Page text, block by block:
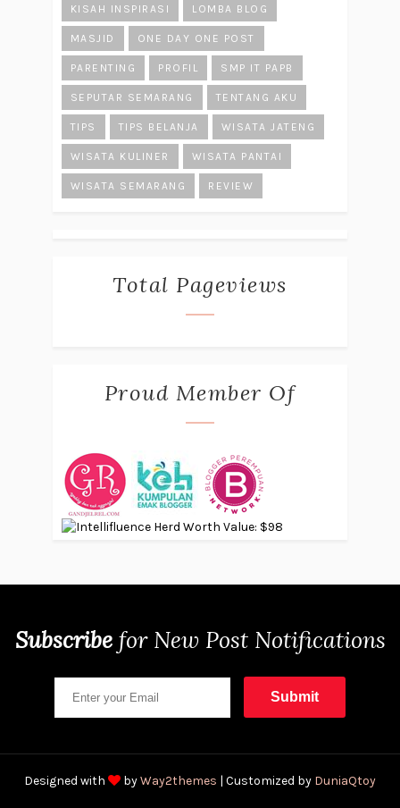
KISAH INSPIRASI LOMBA BLOG
MASJID ONE DAY ONE POST
PARENTING PROFIL SMP IT PAPB
SEPUTAR SEMARANG TENTANG AKU
TIPS TIPS BELANJA WISATA JATENG
WISATA KULINER WISATA PANTAI
WISATA SEMARANG REVIEW
Total Pageviews
Proud Member Of
Subscribe forNew Post Notifications
Designed with byWay2themes | Customized by DuniaQtoy